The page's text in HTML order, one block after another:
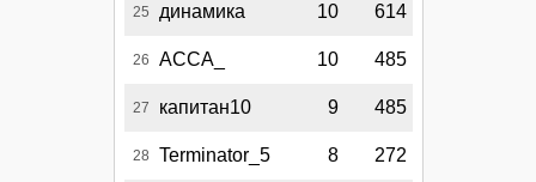
25 динамика 10 614
26 АССА_ 10 485
27 капитан10 9 485
28 Terminator_5 8 272